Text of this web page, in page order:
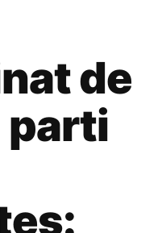
de
parti